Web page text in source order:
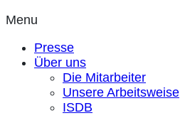
Menu
Presse
Über uns
Die Mitarbeiter
Unsere Arbeitsweise
ISDB